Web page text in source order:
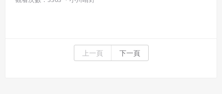
出空間的深度。廖繼春／有香蕉樹的院子／臺北市立美術館藏 藝術
與人文 國中1上悼念二二八事件的作品，以強烈明暗對比描繪恐怖
上一頁 下一頁